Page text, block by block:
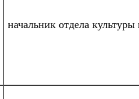
начальник отдела культуры